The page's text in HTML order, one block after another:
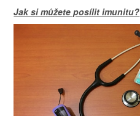
Jak si můžete posílit imunitu?